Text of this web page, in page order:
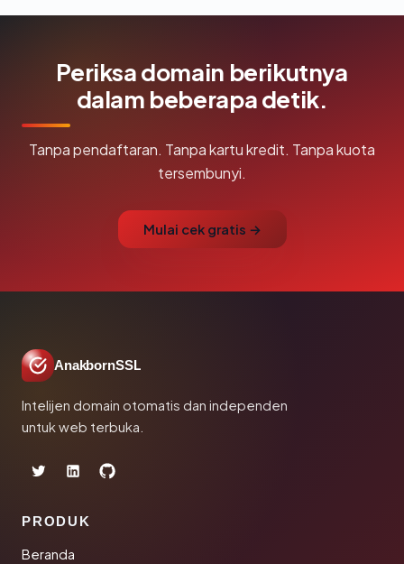
Periksa domain berikutnya
dalam beberapa detik.
Tanpa pendaftaran. Tanpa kartu kredit. Tanpa kuota
tersembunyi.
Mulai cek gratis →
AnakbornSSL
Intelijen domain otomatis dan independen
untuk web terbuka.
PRODUK
Beranda